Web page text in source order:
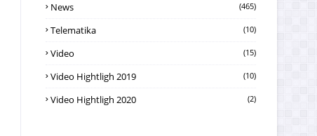
News (465)
Telematika (10)
Video (15)
Video Hightligh 2019 (10)
Video Hightligh 2020 (2)